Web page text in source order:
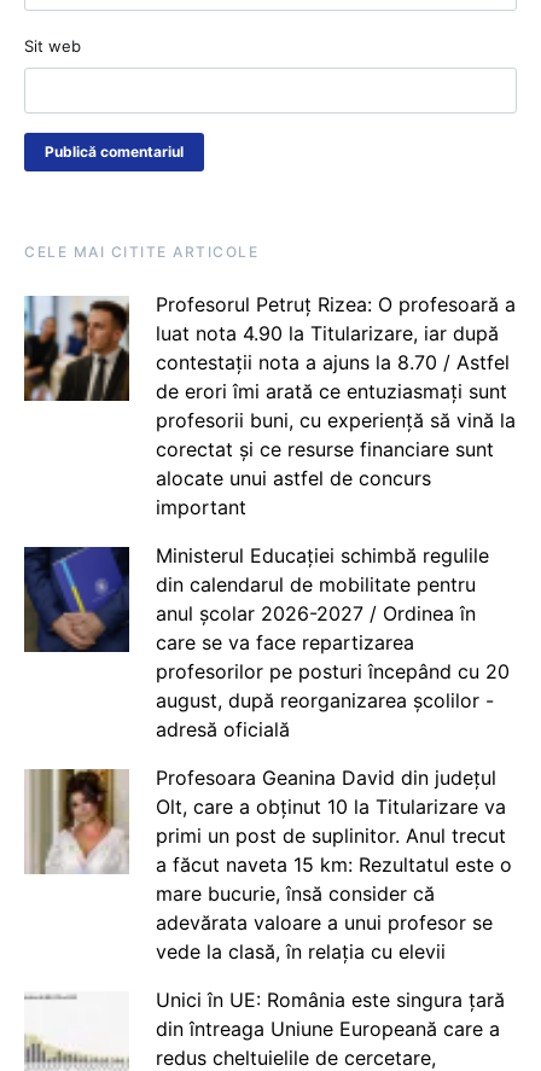
Sit web
CELE MAI CITITE ARTICOLE
Profesorul Petruț Rizea: O profesoară a
luat nota 4.90 la Titularizare, iar după
contestații nota a ajuns la 8.70 / Astfel
de erori îmi arată ce entuziasmați sunt
profesorii buni, cu experiență să vină la
corectat și ce resurse financiare sunt
alocate unui astfel de concurs
important
Ministerul Educației schimbă regulile
din calendarul de mobilitate pentru
anul școlar 2026-2027 / Ordinea în
care se va face repartizarea
profesorilor pe posturi începând cu 20
august, după reorganizarea școlilor -
adresă oficială
Profesoara Geanina David din județul
Olt, care a obținut 10 la Titularizare va
primi un post de suplinitor. Anul trecut
a făcut naveta 15 km: Rezultatul este o
mare bucurie, însă consider că
adevărata valoare a unui profesor se
vede la clasă, în relația cu elevii
Unici în UE: România este singura țară
din întreaga Uniune Europeană care a
redus cheltuielile de cercetare,